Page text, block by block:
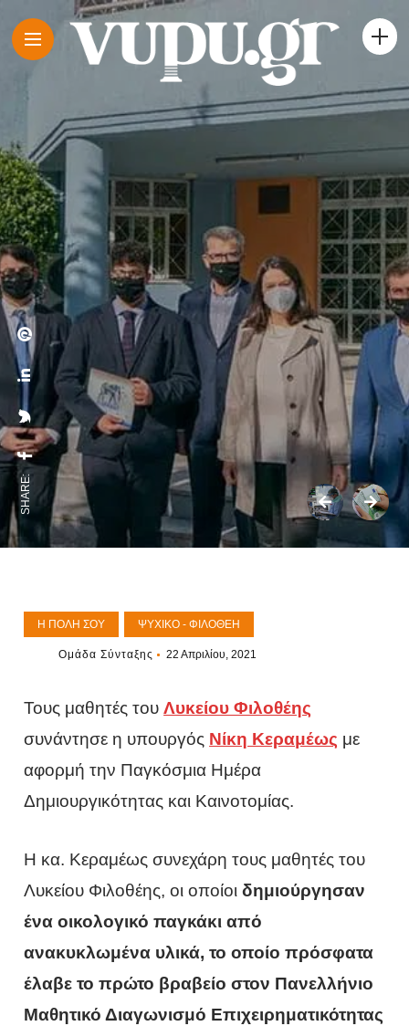
SHARE:
Η ΠΌΛΗ ΣΟΥ ΨΥΧΙΚΌ - ΦΙΛΟΘΈΗ
Ομάδα Σύνταξης 22 Απριλίου, 2021
Τους μαθητές τουΛυκείου Φιλοθέης
συνάντησε η υπουργός Νίκη Κεραμέως με
αφορμή την Παγκόσμια Ημέρα
Δημιουργικότητας και Καινοτομίας.
Η κα. Κεραμέως συνεχάρη τους μαθητές του
Λυκείου Φιλοθέης, οι οποίοιδημιούργησαν
ένα οικολογικό παγκάκι από
ανακυκλωμένα υλικά, το οποίο πρόσφατα
έλαβε το πρώτο βραβείο στον Πανελλήνιο
Μαθητικό Διαγωνισμό Επιχειρηματικότητας